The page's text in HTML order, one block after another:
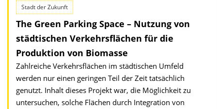
Stadt der Zukunft
The Green Parking Space – Nutzung von
städtischen Verkehrsflächen für die
Produktion von Biomasse
Zahlreiche Verkehrsflächen im städtischen Umfeld
werden nur einen geringen Teil der Zeit tatsächlich
genutzt. Inhalt dieses Projekt war, die Möglichkeit zu
untersuchen, solche Flächen durch Integration von